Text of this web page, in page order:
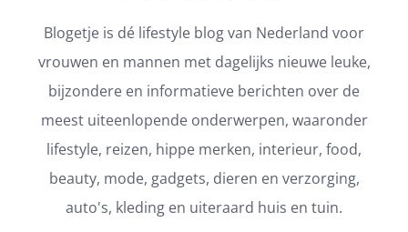
Blogetje is dé lifestyle blog van Nederland voor
vrouwen en mannen met dagelijks nieuwe leuke,
bijzondere en informatieve berichten over de
meest uiteenlopende onderwerpen, waaronder
lifestyle, reizen, hippe merken, interieur, food,
beauty, mode, gadgets, dieren en verzorging,
auto's, kleding en uiteraard huis en tuin.